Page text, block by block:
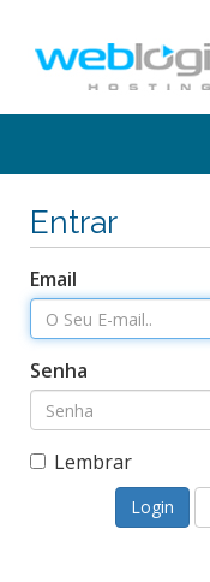
Entrar
Email
Senha
Lembrar